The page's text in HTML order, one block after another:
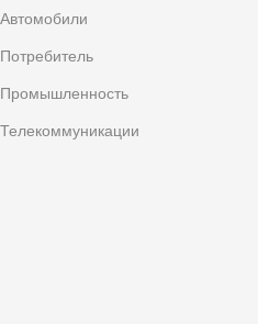
Автомобили
Потребитель
Промышленность
Телекоммуникации